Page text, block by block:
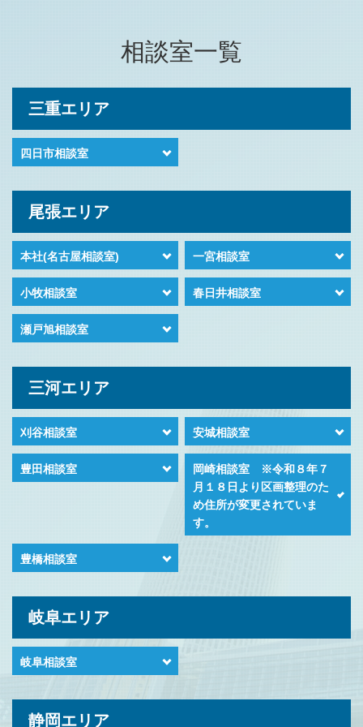
相談室一覧
三重エリア
四日市相談室
尾張エリア
本社(名古屋相談室) 一宮相談室
小牧相談室 春日井相談室
瀬戸旭相談室
三河エリア
刈谷相談室 安城相談室
豊田相談室
岡崎相談室 ※令和８年７
月１８日より区画整理のた
め住所が変更されていま
す。
豊橋相談室
岐阜エリア
岐阜相談室
静岡エリア